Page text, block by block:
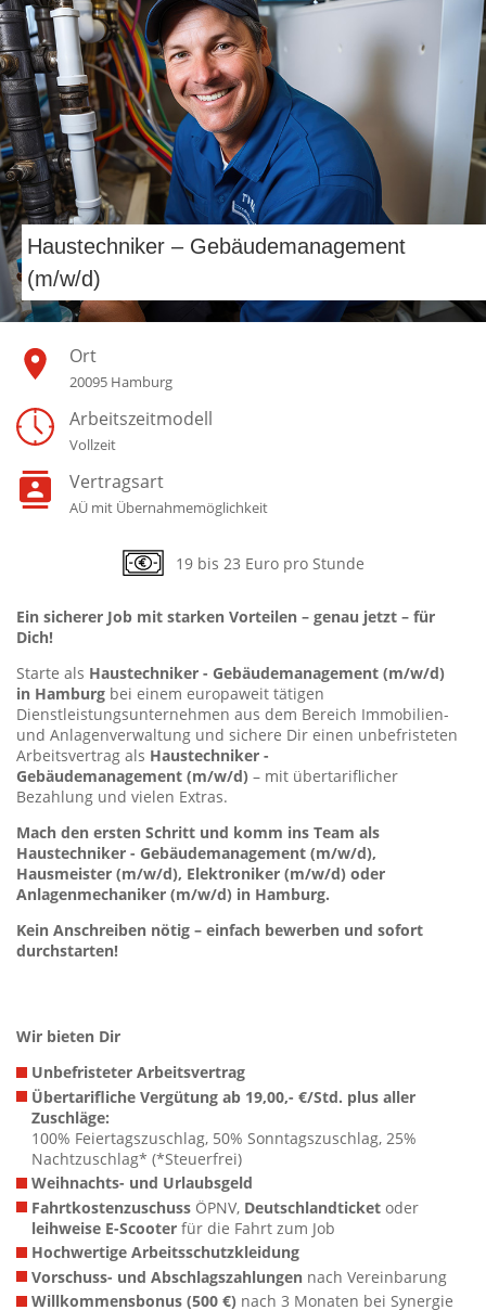
Haustechniker – Gebäudemanagement
(m/w/d)
Ort
20095 Hamburg
Arbeitszeitmodell
Vollzeit
Vertragsart
AÜ mit Übernahmemöglichkeit
19 bis 23 Euro pro Stunde
Ein sicherer Job mit starken Vorteilen – genau jetzt – für
Dich!
Starte als Haustechniker - Gebäudemanagement (m/w/d)
in Hamburg bei einem europaweit tätigen
Dienstleistungsunternehmen aus dem Bereich Immobilien-
und Anlagenverwaltung und sichere Dir einen unbefristeten
Arbeitsvertrag als Haustechniker -
Gebäudemanagement (m/w/d) – mit übertariflicher
Bezahlung und vielen Extras.
Mach den ersten Schritt und komm ins Team als
Haustechniker - Gebäudemanagement (m/w/d),
Hausmeister (m/w/d), Elektroniker (m/w/d) oder
Anlagenmechaniker (m/w/d) in Hamburg.
Kein Anschreiben nötig – einfach bewerben und sofort
durchstarten!
Wir bieten Dir
Unbefristeter Arbeitsvertrag
Übertarifliche Vergütung ab 19,00,- €/Std. plus aller
Zuschläge:
100% Feiertagszuschlag, 50% Sonntagszuschlag, 25%
Nachtzuschlag* (*Steuerfrei)
Weihnachts- und Urlaubsgeld
Fahrtkostenzuschuss ÖPNV, Deutschlandticket oder
leihweise E-Scooter für die Fahrt zum Job
Hochwertige Arbeitsschutzkleidung
Vorschuss- und Abschlagszahlungen nach Vereinbarung
Willkommensbonus (500 €) nach 3 Monaten bei Synergie